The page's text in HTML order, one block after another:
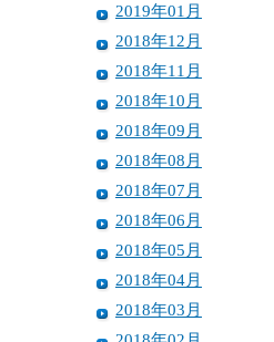
2019年01月
2018年12月
2018年11月
2018年10月
2018年09月
2018年08月
2018年07月
2018年06月
2018年05月
2018年04月
2018年03月